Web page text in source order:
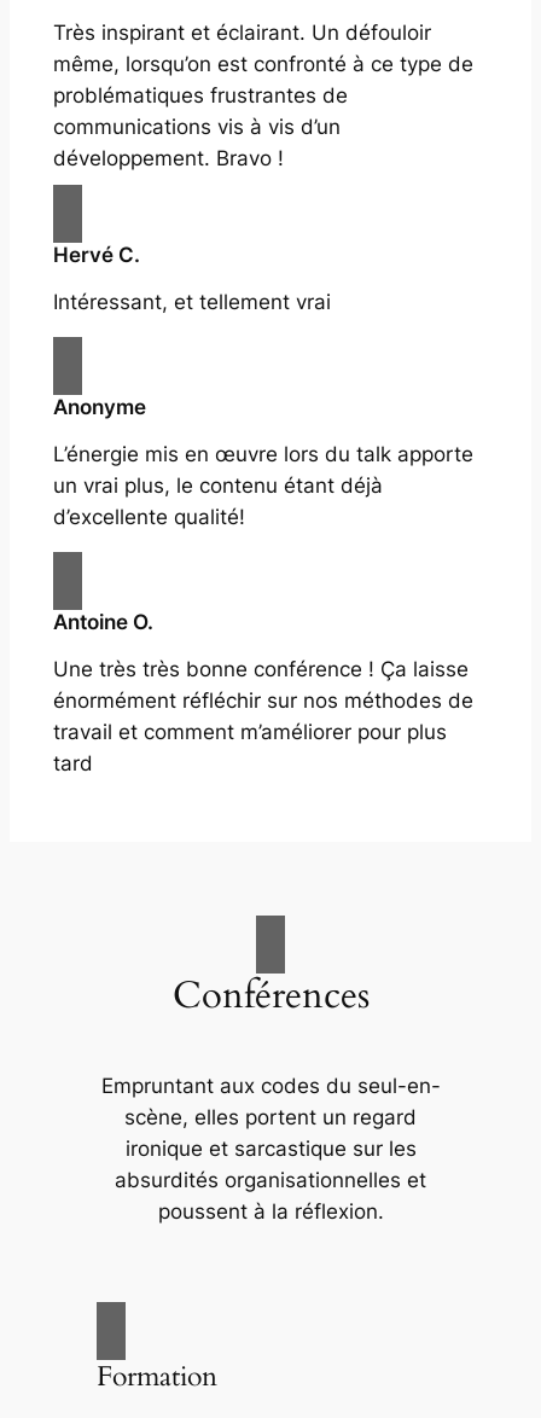
Très inspirant et éclairant. Un défouloir
même, lorsqu’on est confronté à ce type de
problématiques frustrantes de
communications vis à vis d’un
développement. Bravo !
Hervé C.
Intéressant, et tellement vrai
Anonyme
L’énergie mis en œuvre lors du talk apporte
un vrai plus, le contenu étant déjà
d’excellente qualité!
Antoine O.
Une très très bonne conférence ! Ça laisse
énormément réfléchir sur nos méthodes de
travail et comment m’améliorer pour plus
tard
Conférences
Empruntant aux codes du seul-en-
scène, elles portent un regard
ironique et sarcastique sur les
absurdités organisationnelles et
poussent à la réflexion.
Formation